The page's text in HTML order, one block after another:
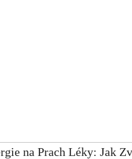
na Prach Léky: Jak